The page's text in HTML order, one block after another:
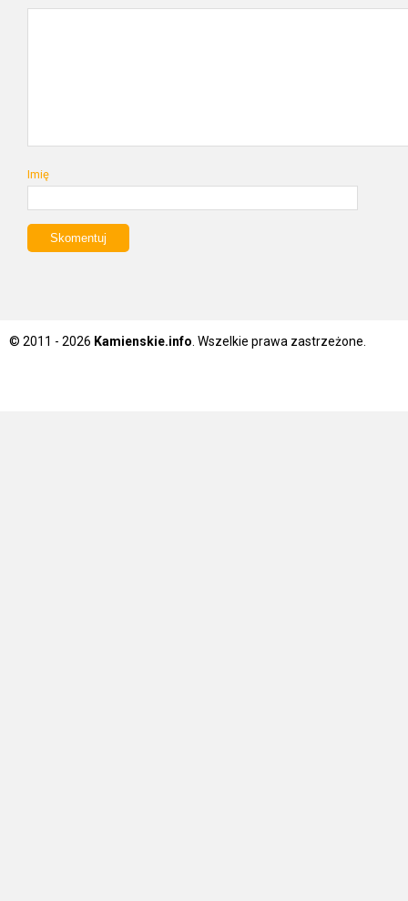
Imię
© 2011 - 2026 Kamienskie.info . Wszelkie prawa zastrzeżone.